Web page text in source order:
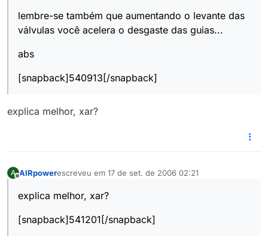
lembre-se também que aumentando o levante das
válvulas você acelera o desgaste das guias...
abs
[snapback]540913[/snapback]
explica melhor, xar?
A AIRpowerescreveu em 17 de set. de 2006 02:21
última edição por
explica melhor, xar?
[snapback]541201[/snapback]